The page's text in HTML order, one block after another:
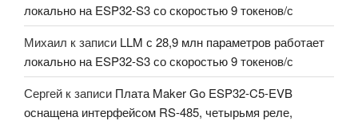
локально на ESP32-S3 со скоростью 9 токенов/с
Михаил к записи LLM с 28,9 млн параметров работает
локально на ESP32-S3 со скоростью 9 токенов/с
Сергей к записи Плата Maker Go ESP32-C5-EVB
оснащена интерфейсом RS-485, четырьмя реле,